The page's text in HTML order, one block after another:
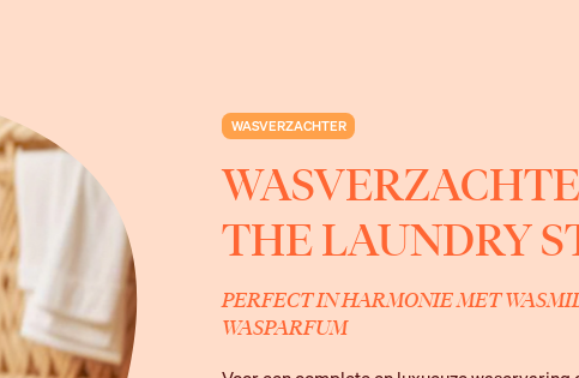
WASVERZACHTER
THE LAUNDRY
PERFECT IN HARMONIE MET
WASPARFUM